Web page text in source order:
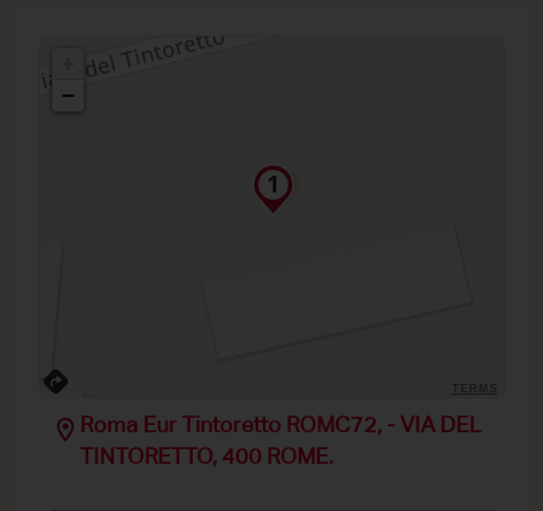
−
Roma Eur Tintoretto ROMC72, - VIA DEL
TINTORETTO, 400 ROME.